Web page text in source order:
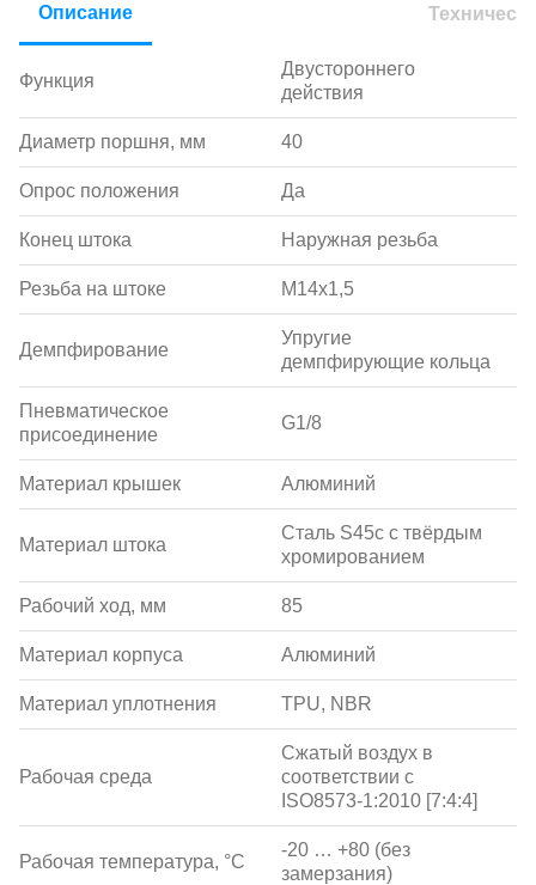
Описание
Функция
Двустороннего
действия
Диаметр поршня, мм 40
Опрос положения Да
Конец штока Наружная резьба
Резьба на штоке M14x1,5
Демпфирование
Упругие
демпфирующие кольца
Пневматическое
присоединение
G1/8
Материал крышек Алюминий
Материал штока
Сталь S45c с твёрдым
хромированием
Рабочий ход, мм 85
Материал корпуса Алюминий
Материал уплотнения TPU, NBR
Рабочая среда
Сжатый воздух в
соответствии с
ISO8573-1:2010 [7:4:4]
Рабочая температура, °С
-20 … +80 (без
замерзания)